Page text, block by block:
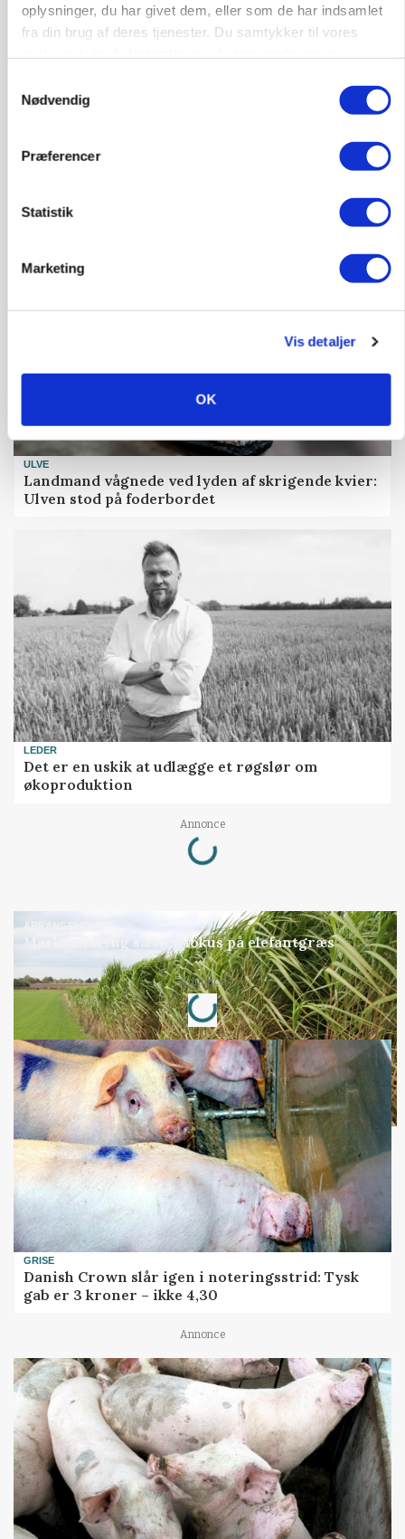
oplysninger, du har givet dem, eller som de har indsamlet
fra din brug af deres tjenester. Du samtykker til vores
Nødvendig
Præferencer
Statistik
Marketing
Vis detaljer
OK
Uændret notering: Spæde lyspunkter i fortsat
presset marked for oksekød
ULVE
Landmand vågnede ved lyden af skrigende kvier:
Ulven stod på foderbordet
LEDER
Det er en uskik at udlægge et røgslør om
økoproduktion
Annonce
Loading...
ARRANGEMENT
Markvandring sætter fokus på elefantgræs
Annonce
Loading...
GRISE
Danish Crown slår igen i noteringsstrid: Tysk
gab er 3 kroner – ikke 4,30
Annonce